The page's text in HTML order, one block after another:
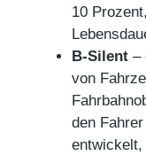
10
B-Silent –
von
den
entwickelt,